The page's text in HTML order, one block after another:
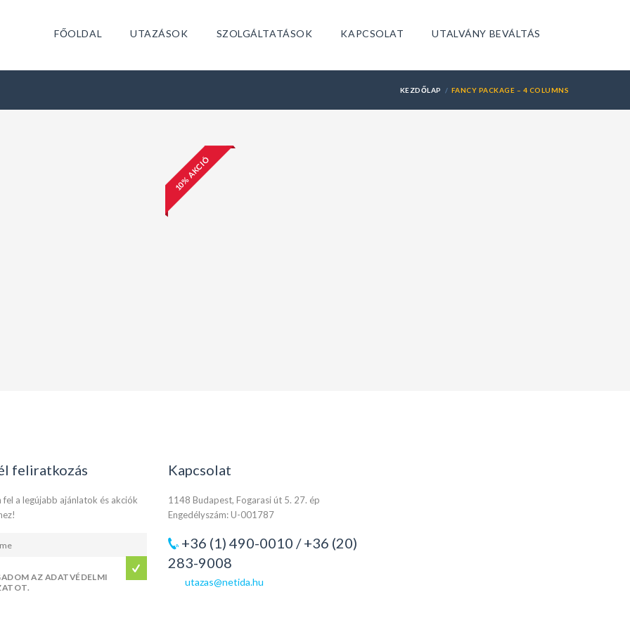
FŐOLDAL UTAZÁSOK SZOLGÁLTATÁSOK KAPCSOLAT UTALVÁNY BEVÁLTÁS
KEZDŐLAP FANCY PACKAGE – 4 COLUMNS
10% AKCIÓ
Tour Colosseum
feliratkozás
fel a legújabb ajánlatok és akciók
AZ ADATVÉDELMI
Kapcsolat
1148 Budapest, Fogarasi út 5. 27. ép
Engedélyszám: U-001787
+36 (1) 490-0010 / +36 (20)
283-9008
utazas@netida.hu